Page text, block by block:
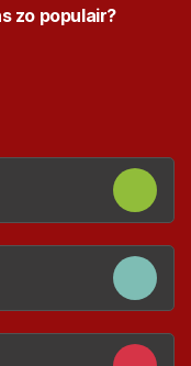
zo populair?